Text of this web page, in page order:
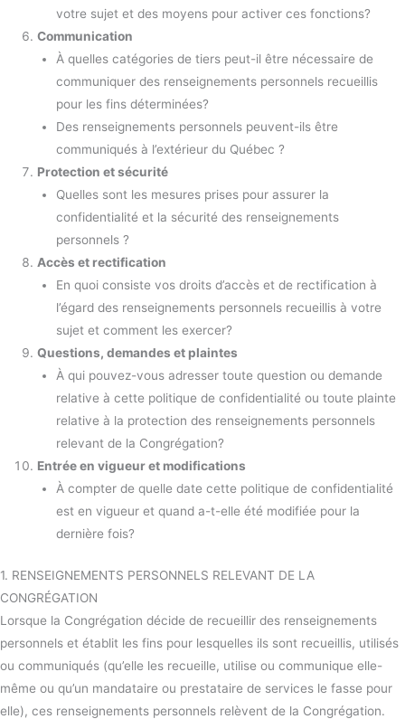
votre sujet et des moyens pour activer ces fonctions?
Communication
À quelles catégories de tiers peut-il être nécessaire de
communiquer des renseignements personnels recueillis
pour les fins déterminées?
Des renseignements personnels peuvent-ils être
communiqués à l’extérieur du Québec ?
Protection et sécurité
Quelles sont les mesures prises pour assurer la
confidentialité et la sécurité des renseignements
personnels ?
Accès et rectification
En quoi consiste vos droits d’accès et de rectification à
l’égard des renseignements personnels recueillis à votre
sujet et comment les exercer?
Questions, demandes et plaintes
À qui pouvez-vous adresser toute question ou demande
relative à cette politique de confidentialité ou toute plainte
relative à la protection des renseignements personnels
relevant de la Congrégation?
Entrée en vigueur et modifications
À compter de quelle date cette politique de confidentialité
est en vigueur et quand a-t-elle été modifiée pour la
dernière fois?
1. RENSEIGNEMENTS PERSONNELS RELEVANT DE LA
CONGRÉGATION
Lorsque la Congrégation décide de recueillir des renseignements
personnels et établit les fins pour lesquelles ils sont recueillis, utilisés
ou communiqués (qu’elle les recueille, utilise ou communique elle-
même ou qu’un mandataire ou prestataire de services le fasse pour
elle), ces renseignements personnels relèvent de la Congrégation.